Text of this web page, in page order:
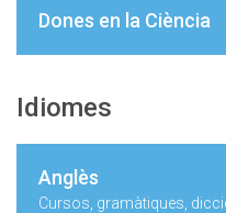
Dones en la Ciència
Idiomes
Anglès
Cursos, gramàtiques,